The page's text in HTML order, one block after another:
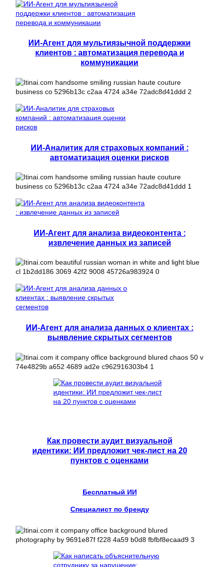
ИИ-Агент для мультиязычной поддержки
клиентов : автоматизация перевода и
коммуникации
ИИ-Аналитик для страховых компаний :
автоматизация оценки рисков
ИИ-Агент для анализа видеоконтента :
извлечение данных из записей
ИИ-Агент для анализа данных о клиентах :
выявление скрытых сегментов
Как провести аудит визуальной
идентики: ИИ предложит чек-лист на 20
пунктов с оценками
Бесплатный ИИ
Специалист по бренду